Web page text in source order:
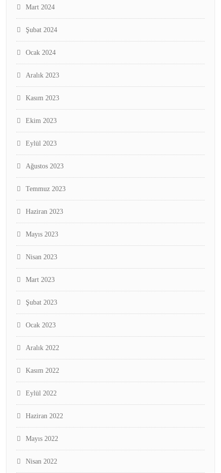
Mart 2024
Şubat 2024
Ocak 2024
Aralık 2023
Kasım 2023
Ekim 2023
Eylül 2023
Ağustos 2023
Temmuz 2023
Haziran 2023
Mayıs 2023
Nisan 2023
Mart 2023
Şubat 2023
Ocak 2023
Aralık 2022
Kasım 2022
Eylül 2022
Haziran 2022
Mayıs 2022
Nisan 2022